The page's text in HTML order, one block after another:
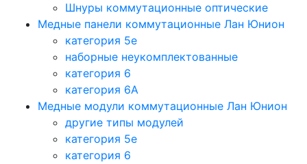
Шнуры коммутационные оптические
Медные панели коммутационные Лан Юнион
категория 5e
наборные неукомплектованные
категория 6
категория 6A
Медные модули коммутационные Лан Юнион
другие типы модулей
категория 5е
категория 6